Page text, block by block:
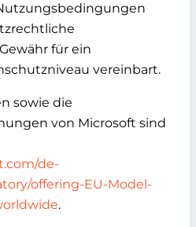
für ein
vereinbart.
sowie die
von Microsoft sind
de-
offering-EU-Model-
.